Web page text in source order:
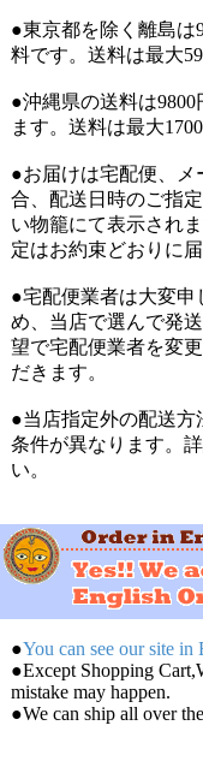
●東京都を除く離島は
料です。送料は最大
●沖縄県の送料は9800
ます。送料は最大
●お届けは宅配便、
合、配送日時のご指
い物籠にて表示され
定はお約束どおりに
●宅配便業者は大変申
め、当店で選んで発
望で宅配便業者を変
だきます。
●当店指定外の配送方
条件が異なります。
い。
●You can see our site in
●Except Shopping
mistake may happen.
●We can ship all over